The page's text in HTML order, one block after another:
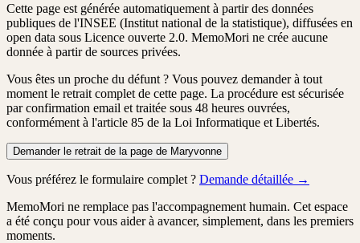
Cette page est générée automatiquement à partir des données
publiques de l'INSEE (Institut national de la statistique), diffusées en
open data sous Licence ouverte 2.0. MemoMori ne crée aucune
donnée à partir de sources privées.
Vous êtes un proche du défunt ? Vous pouvez demander à tout
moment le retrait complet de cette page. La procédure est sécurisée
par confirmation email et traitée sous 48 heures ouvrées,
conformément à l'article 85 de la Loi Informatique et Libertés.
Demander le retrait de la page de Maryvonne
Vous préférez le formulaire complet ? Demande détaillée →
MemoMori ne remplace pas l'accompagnement humain. Cet espace
a été conçu pour vous aider à avancer, simplement, dans les premiers
moments.